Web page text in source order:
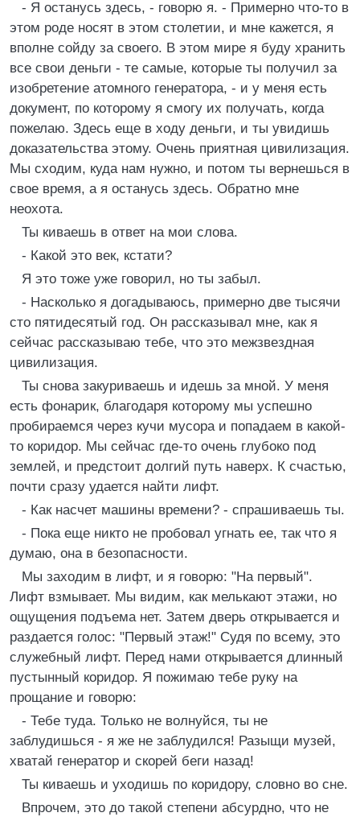
- Я останусь здесь, - говорю я. - Примерно что-то в
этом роде носят в этом столетии, и мне кажется, я
вполне сойду за своего. В этом мире я буду хранить
все свои деньги - те самые, которые ты получил за
изобретение атомного генератора, - и у меня есть
документ, по которому я смогу их получать, когда
пожелаю. Здесь еще в ходу деньги, и ты увидишь
доказательства этому. Очень приятная цивилизация.
Мы сходим, куда нам нужно, и потом ты вернешься в
свое время, а я останусь здесь. Обратно мне
неохота.
Ты киваешь в ответ на мои слова.
- Какой это век, кстати?
Я это тоже уже говорил, но ты забыл.
- Насколько я догадываюсь, примерно две тысячи
сто пятидесятый год. Он рассказывал мне, как я
сейчас рассказываю тебе, что это межзвездная
цивилизация.
Ты снова закуриваешь и идешь за мной. У меня
есть фонарик, благодаря которому мы успешно
пробираемся через кучи мусора и попадаем в какой-
то коридор. Мы сейчас где-то очень глубоко под
землей, и предстоит долгий путь наверх. К счастью,
почти сразу удается найти лифт.
- Как насчет машины времени? - спрашиваешь ты.
- Пока еще никто не пробовал угнать ее, так что я
думаю, она в безопасности.
Мы заходим в лифт, и я говорю: "На первый".
Лифт взмывает. Мы видим, как мелькают этажи, но
ощущения подъема нет. Затем дверь открывается и
раздается голос: "Первый этаж!" Судя по всему, это
служебный лифт. Перед нами открывается длинный
пустынный коридор. Я пожимаю тебе руку на
прощание и говорю:
- Тебе туда. Только не волнуйся, ты не
заблудишься - я же не заблудился! Разыщи музей,
хватай генератор и скорей беги назад!
Ты киваешь и уходишь по коридору, словно во сне.
Впрочем, это до такой степени абсурдно, что не